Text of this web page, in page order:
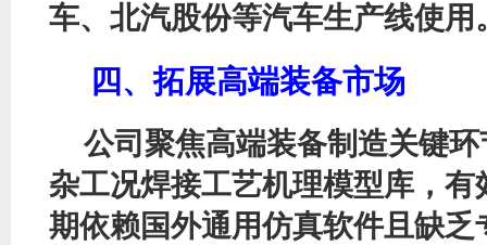
车、北汽股份等汽车生产线使用
四、拓展高端装备市场
公司聚焦高端装备制造关键
杂工况焊接工艺机理模型库，
期依赖国外通用仿真软件且缺